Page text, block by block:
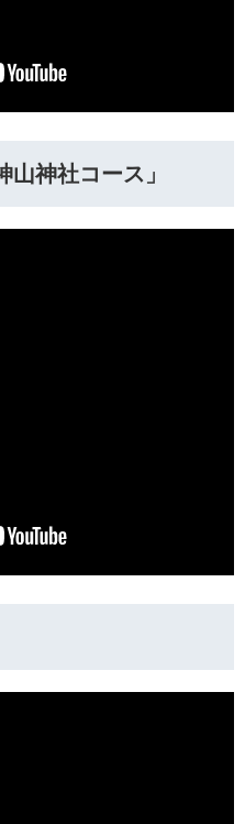
神社コース」